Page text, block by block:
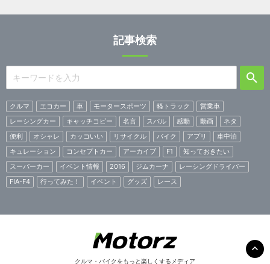
記事検索
クルマ エコカー 車 モータースポーツ 軽トラック
営業車
レーシングカー
キャッチコピー 名言 スバル 感動 動画
ネタ
便利
オシャレ カッコいい リサイクル バイク アプリ
車中泊
キュレーション
コンセプトカー アーカイブ F1
知っておきたい
スーパーカー
イベント情報 2016 ジムカーナ
レーシングドライバー
FIA-F4
行ってみた！ イベント グッズ レース
クルマ・バイクをもっと楽しくするメディア